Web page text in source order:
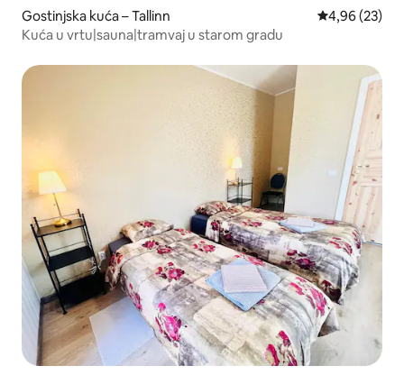
Gostinjska kuća – Tallinn Prosječna
4,96 (23)
Kuća u vrtu|sauna|tramvaj u starom gradu